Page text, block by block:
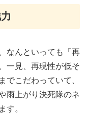
なんといっても「再
一見、再現性が低そ
でこだわっていて、
雨上がり決死隊のネ
す。